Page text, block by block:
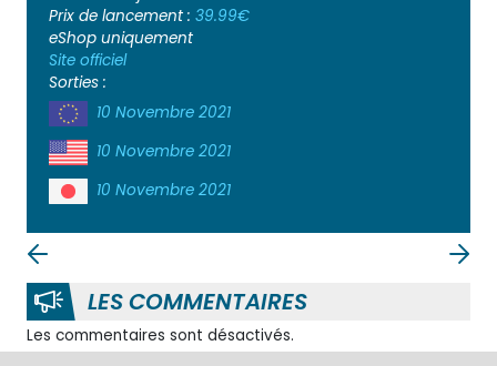
Prix de lancement : 39.99€
eShop uniquement
Site officiel
Sorties :
10 Novembre 2021
10 Novembre 2021
10 Novembre 2021
LES COMMENTAIRES
Les commentaires sont désactivés.